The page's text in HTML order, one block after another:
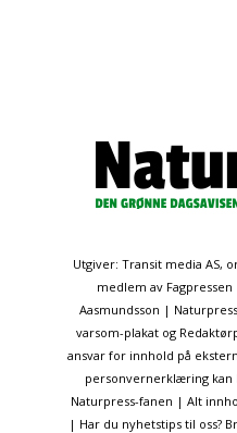
Utgiver: Transit media AS,
medlem av
Aasmundsson |
varsom-plakat og
ansvar for innhold på
personvernerklæring kan
Naturpress-fanen | Alt
| Har du nyhetstips til oss?